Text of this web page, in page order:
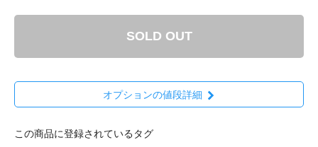
SOLD OUT
オプションの値段詳細
この商品に登録されているタグ